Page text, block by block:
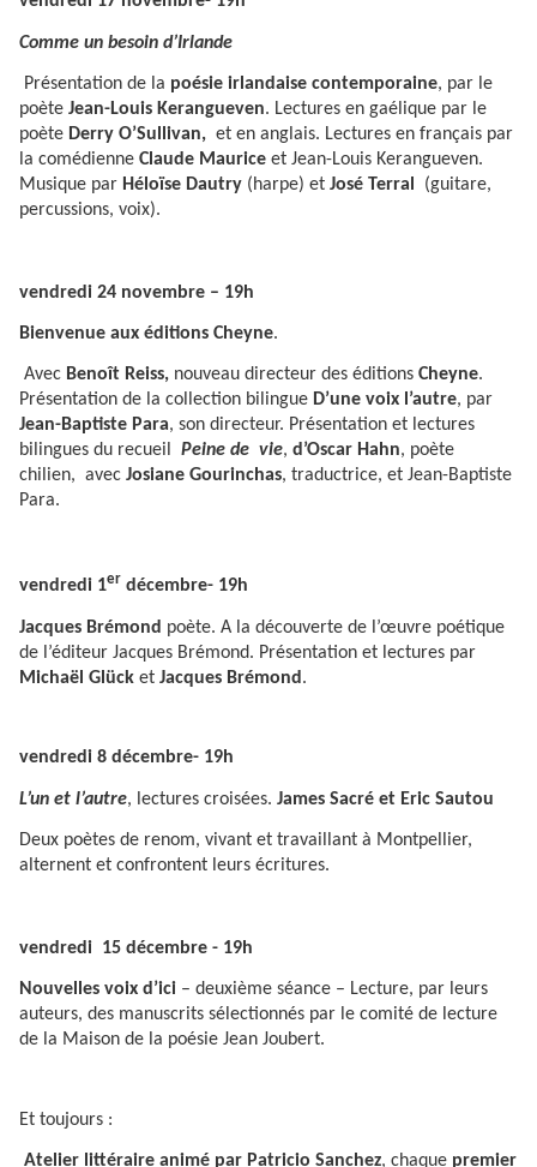
Comme un besoin d’Irlande
Présentation de la poésie irlandaise contemporaine, par le
poète Jean-Louis Kerangueven. Lectures en gaélique par le
poète Derry O’Sullivan, et en anglais. Lectures en français par
la comédienne Claude Maurice et Jean-Louis Kerangueven.
Musique par Héloïse Dautry (harpe) et José Terral
(guitare,
percussions, voix).
vendredi 24 novembre – 19h
Bienvenue aux éditions Cheyne.
Avec Benoît Reiss, nouveau directeur des éditions Cheyne.
Présentation de la collection bilingue D’une voix l’autre, par
Jean-Baptiste Para, son directeur. Présentation et lectures
bilingues du recueil Peine de vie, d’Oscar Hahn, poète
chilien, avec Josiane Gourinchas, traductrice, et Jean-Baptiste
Para.
vendredi 1er décembre- 19h
Jacques Brémond poète. A la découverte de l’œuvre poétique
de l’éditeur Jacques Brémond. Présentation et lectures par
Michaël Glück et Jacques Brémond .
vendredi 8 décembre- 19h
L’un et l’autre, lectures croisées. James Sacré et Eric Sautou
Deux poètes de renom, vivant et travaillant à Montpellier,
alternent et confrontent leurs écritures.
vendredi 15 décembre - 19h
Nouvelles voix d’ici – deuxième séance – Lecture, par leurs
auteurs, des manuscrits sélectionnés par le comité de lecture
de la Maison de la poésie Jean Joubert.
Et toujours :
Atelier littéraire animé par Patricio Sanchez, chaque premier